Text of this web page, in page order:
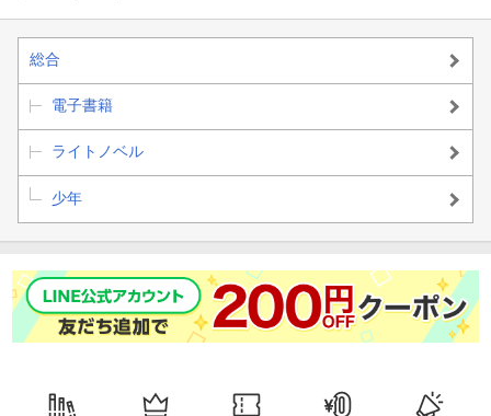
総合
電子書籍
ライトノベル
少年